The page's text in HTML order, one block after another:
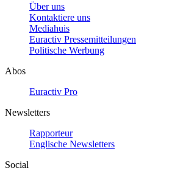
Über uns
Kontaktiere uns
Mediahuis
Euractiv Pressemitteilungen
Politische Werbung
Abos
Euractiv Pro
Newsletters
Rapporteur
Englische Newsletters
Social